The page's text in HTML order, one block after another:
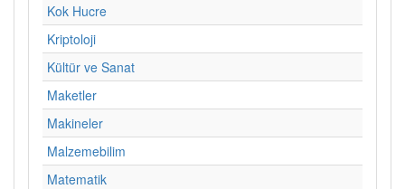
Kok Hucre
Kriptoloji
Kültür ve Sanat
Maketler
Makineler
Malzemebilim
Matematik